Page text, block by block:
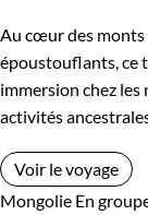
Au cœur des monts
époustouflants, ce
immersion chez
activités
Voir le voyage
Mongolie En